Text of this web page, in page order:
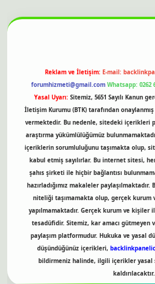
Reklam ve İletişim: E-mail:
forumhizmeti@gmail.com Whatsapp: 0262
Yasal Uyarı: Sitemiz, 5651 Sayılı Kanun
İletişim Kurumu (BTK) tarafından
vermektedir. Bu nedenle, sitedeki içerikleri
araştırma yükümlülüğümüz
içeriklerin sorumluluğunu taşımakta olup,
kabul etmiş sayılırlar. Bu internet sitesi,
şahıs şirketi ile hiçbir bağlantısı
hazırladığımız makaleler
niteliği taşımamakta olup, gerçek kurum
yapılmamaktadır. Gerçek kurum ve
tesadüfidir. Sitemiz, kar amacı gütmeyen
paylaşım platformudur. Hukuka ve yasal
düşündüğünüz içerikleri,
bildirmeniz halinde, ilgili içerikler yasal
kaldırılacaktır.